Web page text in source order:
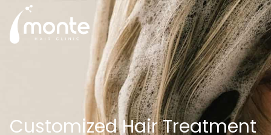
Customized Hair Treatment